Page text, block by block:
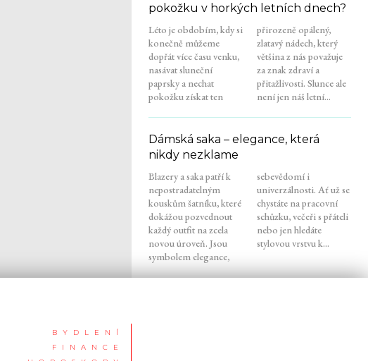
pokožku v horkých letních dnech?
Léto je obdobím, kdy si
konečně můžeme
dopřát více času venku,
nasávat sluneční
paprsky a nechat
pokožku získat ten
přirozeně opálený,
zlatavý nádech, který
většina z nás považuje
za znak zdraví a
přitažlivosti. Slunce ale
není jen náš letní...
Dámská saka – elegance, která
nikdy nezklame
Blazery a saka patří k
nepostradatelným
kouskům šatníku, které
dokážou pozvednout
každý outfit na zcela
novou úroveň. Jsou
symbolem elegance,
sebevědomí i
univerzálnosti. Ať už se
chystáte na pracovní
schůzku, večeři s přáteli
nebo jen hledáte
stylovou vrstvu k...
BYDLENÍ
FINANCE